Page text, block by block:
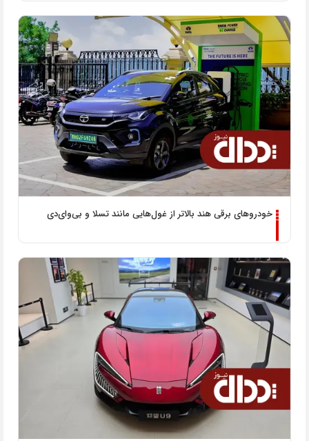
خودروهای برقی هند بالاتر از غول‌هایی مانند تسلا و بی‌وای‌دی